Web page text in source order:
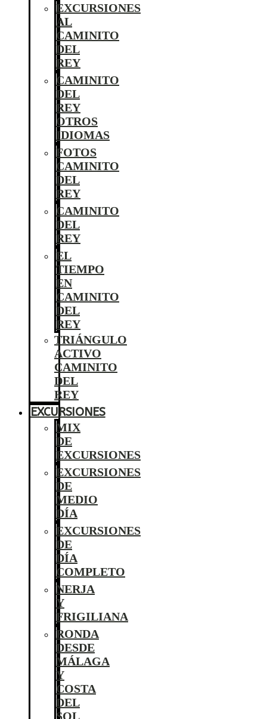
EXCURSIONES
AL
CAMINITO
DEL
REY
CAMINITO
DEL
REY
OTROS
IDIOMAS
FOTOS
CAMINITO
DEL
REY
CAMINITO
DEL
REY
EL
TIEMPO
EN
CAMINITO
DEL
REY
TRIÁNGULO
ACTIVO
CAMINITO
DEL
REY
EXCURSIONES
MIX
DE
EXCURSIONES
EXCURSIONES
DE
MEDIO
DÍA
EXCURSIONES
DE
DÍA
COMPLETO
NERJA
Y
FRIGILIANA
RONDA
DESDE
MÁLAGA
Y
COSTA
DEL
SOL